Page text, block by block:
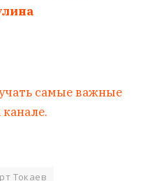
самые важные
Токаев